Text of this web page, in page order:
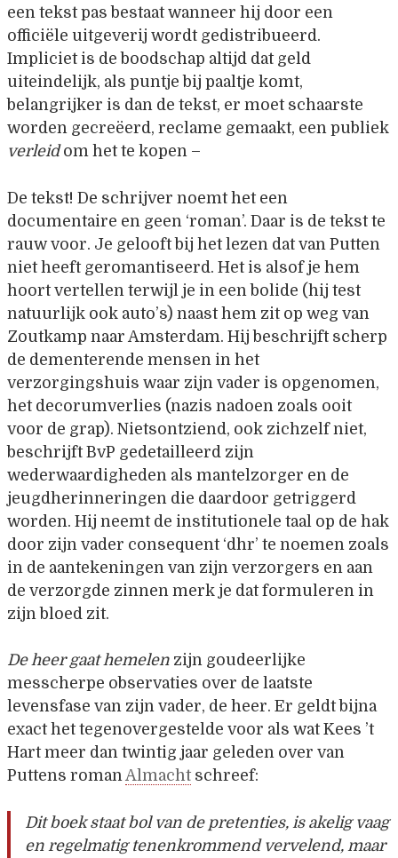
een tekst pas bestaat wanneer hij door een
officiële uitgeverij wordt gedistribueerd.
Impliciet is de boodschap altijd dat geld
uiteindelijk, als puntje bij paaltje komt,
belangrijker is dan de tekst, er moet schaarste
worden gecreëerd, reclame gemaakt, een publiek
verleidom het te kopen –
De tekst! De schrijver noemt het een
documentaire en geen ‘roman’. Daar is de tekst te
rauw voor. Je gelooft bij het lezen dat van Putten
niet heeft geromantiseerd. Het is alsof je hem
hoort vertellen terwijl je in een bolide (hij test
natuurlijk ook auto’s) naast hem zit op weg van
Zoutkamp naar Amsterdam. Hij beschrijft scherp
de dementerende mensen in het
verzorgingshuis waar zijn vader is opgenomen,
het decorumverlies (nazis nadoen zoals ooit
voor de grap). Nietsontziend, ook zichzelf niet,
beschrijft BvP gedetailleerd zijn
wederwaardigheden als mantelzorger en de
jeugdherinneringen die daardoor getriggerd
worden. Hij neemt de institutionele taal op de hak
door zijn vader consequent ‘dhr’ te noemen zoals
in de aantekeningen van zijn verzorgers en aan
de verzorgde zinnen merk je dat formuleren in
zijn bloed zit.
De heer gaat hemelen zijn goudeerlijke
messcherpe observaties over de laatste
levensfase van zijn vader, de heer. Er geldt bijna
exact het tegenovergestelde voor als wat Kees ’t
Hart meer dan twintig jaar geleden over van
Puttens romanAlmacht schreef:
Dit boek staat bol van de pretenties, is akelig vaag
en regelmatig tenenkrommend vervelend, maar